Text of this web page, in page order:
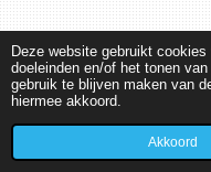
Deze website gebruikt
doeleinden en/of het tonen
gebruik te blijven maken van
hiermee akkoord.
Akkoord